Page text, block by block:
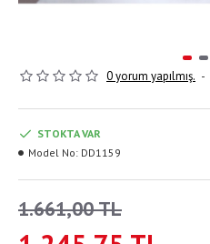
0 yorum yapılmış. -
1.661,00 TL
STOKTA VAR
Model No: DD1159